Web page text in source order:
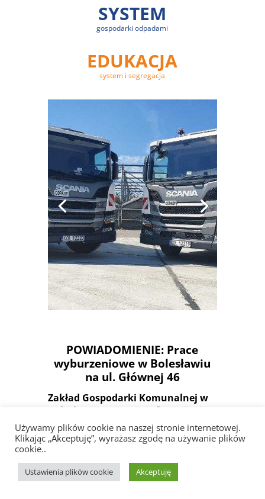
SYSTEM
gospodarki odpadami
EDUKACJA
system i segregacja
SYSTEM
POWIADOMIENIE: Prace
wyburzeniowe w Bolesławiu
na ul. Głównej 46
Zakład Gospodarki Komunalnej w
Bolesławiu Sp. z o.o. informuje, że
od jutra, 3 października 2023 roku,
będą prowadzone prace
Głównej 46 na terenie byłego
„Instytutu odlewnictwa”. W
Używamy plików cookie na naszej stronie internetowej.
Klikając „Akceptuję”, wyrażasz zgodę na używanie plików
cookie..
Ustawienia plików cookie Akceptuję